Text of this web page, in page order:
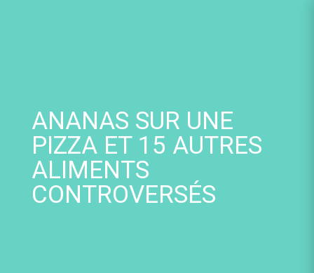
ANANAS SUR UNE
PIZZA ET 15 AUTRES
ALIMENTS
CONTROVERSÉS